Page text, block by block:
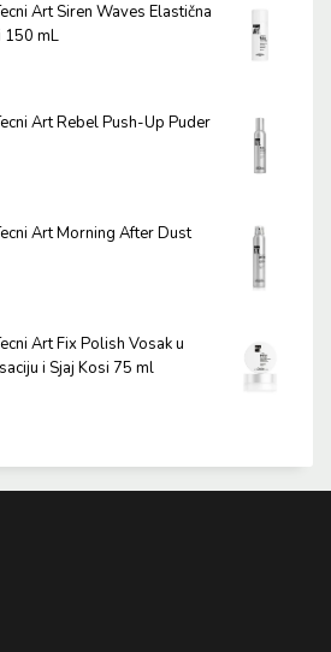
Art Siren Waves Elastična
150 mL
Art Rebel Push-Up Puder
Art Morning After Dust
Art Fix Polish Vosak u
i Sjaj Kosi 75 ml